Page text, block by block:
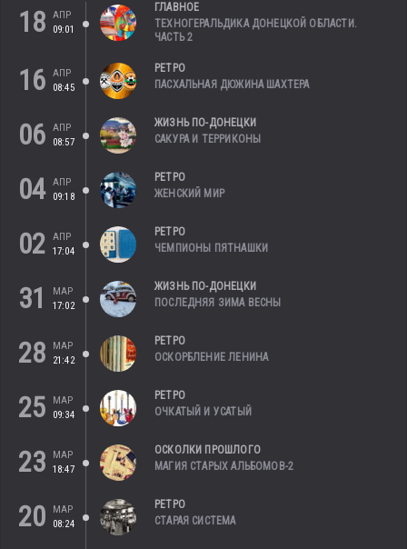
18
АПР
09:01
ГЛАВНОЕ
ТЕХНОГЕРАЛЬДИКА ДОНЕЦКОЙ ОБЛАСТИ.
ЧАСТЬ 2
16
АПР
08:45
РЕТРО
ПАСХАЛЬНАЯ ДЮЖИНА ШАХТЕРА
06
АПР
08:57
ЖИЗНЬ ПО-ДОНЕЦКИ
САКУРА И ТЕРРИКОНЫ
04 АПР
09:18
РЕТРО
ЖЕНСКИЙ МИР
02
АПР
17:04
РЕТРО
ЧЕМПИОНЫ ПЯТНАШКИ
31
МАР
17:02
ЖИЗНЬ ПО-ДОНЕЦКИ
ПОСЛЕДНЯЯ ЗИМА ВЕСНЫ
28
МАР
21:42
РЕТРО
ОСКОРБЛЕНИЕ ЛЕНИНА
25
МАР
09:34
РЕТРО
ОЧКАТЫЙ И УСАТЫЙ
23
МАР
18:47
ОСКОЛКИ ПРОШЛОГО
МАГИЯ СТАРЫХ АЛЬБОМОВ-2
20
МАР
08:24
РЕТРО
СТАРАЯ СИСТЕМА